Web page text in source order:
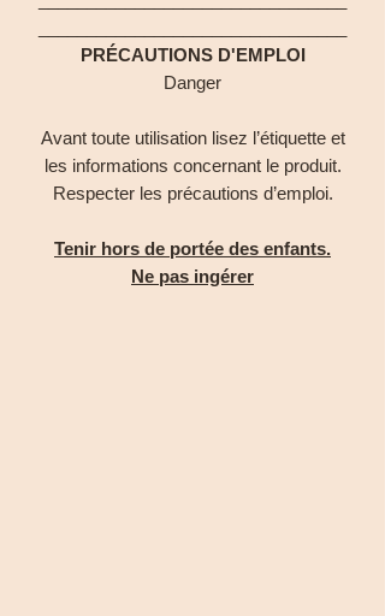
PRÉCAUTIONS D'EMPLOI
Danger
Avant toute utilisation lisez l’étiquette et
les informations concernant le produit.
Respecter les précautions d’emploi.
Tenir hors de portée des enfants.
Ne pas ingérer